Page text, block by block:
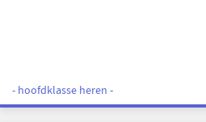
- hoofdklasse heren -